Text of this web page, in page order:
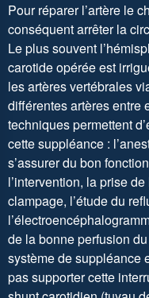
Pour réparer l’artère le
conséquent arrêter la
Le plus souvent
carotide opérée est
les artères vertébrales
différentes artères entre
techniques permettent
cette suppléance :
s’assurer du bon
l’intervention, la prise
clampage, l’étude du
de la bonne perfusion
système de suppléance
pas supporter cette